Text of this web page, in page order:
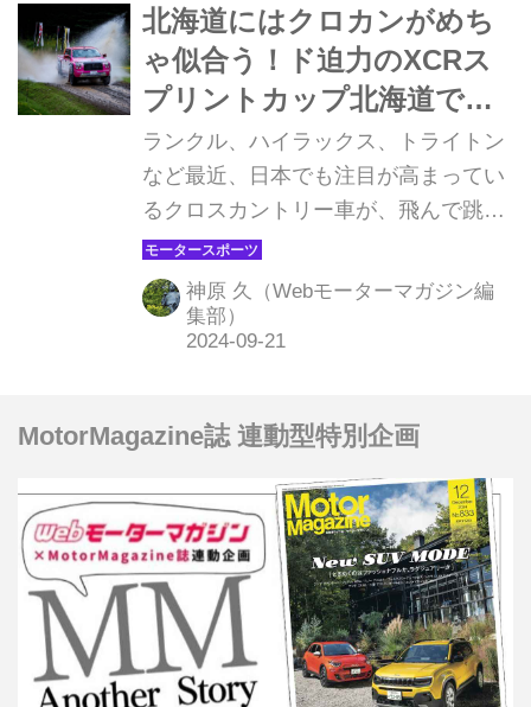
ト順）
北海道にはクロカンがめち
ゃ似合う！ド迫力のXCRス
プリントカップ北海道で、
竹岡圭さん×三菱トライトン
を応援して来ました【スタ
ッフブログ】
ランクル、ハイラックス、トライトン
など最近、日本でも注目が高まってい
るクロスカントリー車が、飛んで跳ね
てぐいぐい曲がる！「XCRスプリント
カップ北海道」を初観戦。乗用車系ラ
リーイベントとはまたひと味違う、迫
力満点の激走ぶりはなかなかに見もの
部）
神原 久（Webモーターマガジン編
集部）
MotorMagazine誌 連動型特別企画